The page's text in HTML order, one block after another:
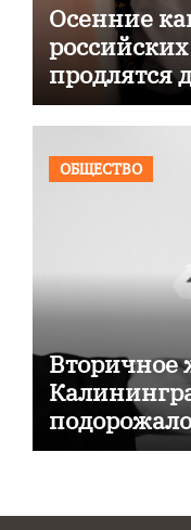
Осенние
продлятся
ОБЩЕСТВО
Вторичное